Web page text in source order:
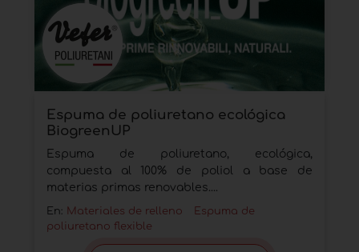
Espuma de poliuretano ecológica
BiogreenUP
Espuma de poliuretano, ecológica,
compuesta al 100% de poliol a base de
materias primas renovables....
En: Materiales de relleno
Espuma de
poliuretano flexible